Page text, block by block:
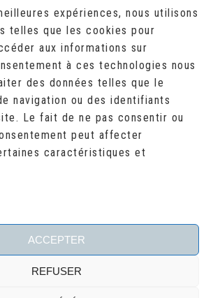
expériences, nous utilisons
telles que les cookies pour
aux informations sur
à ces technologies nous
des données telles que le
navigation ou des identifiants
Le fait de ne pas consentir ou
peut affecter
caractéristiques et
ACCEPTER
REFUSER
AOÛT 2026
L M M J V S
D
1
2
3
4 5 6 7 8
9
11 12 13 14 15
16
18 19 20 21 22 23
25 26 27 28 29 30